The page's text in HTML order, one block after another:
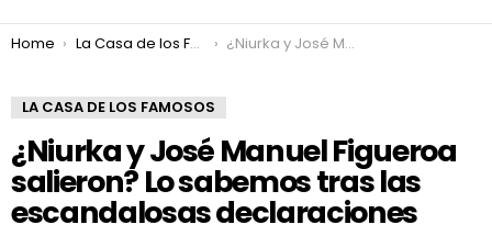
You are here:
Home La Casa de los Famosos ¿Niurka y José Manuel Figueroa salieron? Lo sabemos tras las escandalosas declaraciones
LA CASA DE LOS FAMOSOS
¿Niurka y José Manuel Figueroa
salieron? Lo sabemos tras las
escandalosas declaraciones